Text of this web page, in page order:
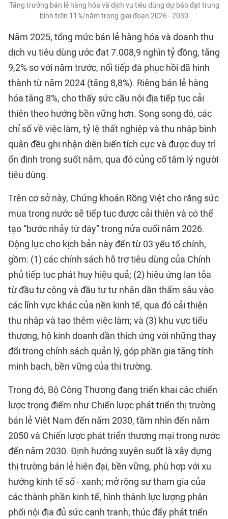
Tăng trưởng bán lẻ hàng hóa và dịch vụ tiêu dùng dự báo đạt trung
bình trên 11%/năm trong giai đoạn 2026 - 2030
Năm 2025, tổng mức bán lẻ hàng hóa và doanh thu
dịch vụ tiêu dùng ước đạt 7.008,9 nghìn tỷ đồng, tăng
9,2% so với năm trước, nối tiếp đà phục hồi đã hình
thành từ năm 2024 (tăng 8,8%). Riêng bán lẻ hàng
hóa tăng 8%, cho thấy sức cầu nội địa tiếp tục cải
thiện theo hướng bền vững hơn. Song song đó, các
chỉ số về việc làm, tỷ lệ thất nghiệp và thu nhập bình
quân đều ghi nhận diễn biến tích cực và được duy trì
ổn định trong suốt năm, qua đó củng cố tâm lý người
tiêu dùng.
Trên cơ sở này, Chứng khoán Rồng Việt cho rằng sức
mua trong nước sẽ tiếp tục được cải thiện và có thể
tạo “bước nhảy từ đáy” trong nửa cuối năm 2026.
Động lực cho kịch bản này đến từ 03 yếu tố chính,
gồm: (1) các chính sách hỗ trợ tiêu dùng của Chính
phủ tiếp tục phát huy hiệu quả; (2) hiệu ứng lan tỏa
từ đầu tư công và đầu tư tư nhân dần thấm sâu vào
các lĩnh vực khác của nền kinh tế, qua đó cải thiện
thu nhập và tạo thêm việc làm; và (3) khu vực tiểu
thương, hộ kinh doanh dần thích ứng với những thay
đổi trong chính sách quản lý, góp phần gia tăng tính
minh bạch, bền vững của thị trường.
Trong đó, Bộ Công Thương đang triển khai các chiến
lược trọng điểm như Chiến lược phát triển thị trường
bán lẻ Việt Nam đến năm 2030, tầm nhìn đến năm
2050 và Chiến lược phát triển thương mại trong nước
đến năm 2030. Định hướng xuyên suốt là xây dựng
thị trường bán lẻ hiện đại, bền vững, phù hợp với xu
hướng kinh tế số - xanh; mở rộng sự tham gia của
các thành phần kinh tế, hình thành lực lượng phân
phối nội địa đủ sức cạnh tranh; thúc đẩy phát triển